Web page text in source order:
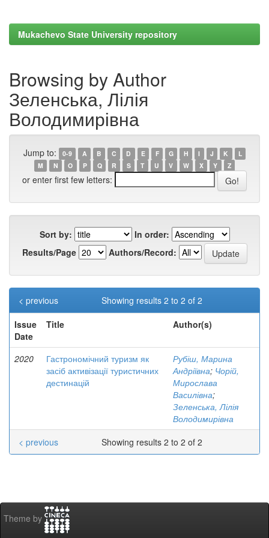
Mukachevo State University repository
Browsing by Author
Зеленська, Лілія
Володимирівна
Jump to: 0-9 A B C D E F G H I J K
L
M
N O P Q R S T U V W X Y Z
or enter first few letters:
Sort by:
In order:
Results/Page
Authors/Record:
Showing results 2 to 2 of 2
< previous
Issue
Date
Title Author(s)
2020
Гастрономічний туризм як
засіб активізації туристичних
дестинацій
Рубіш, Марина
Андріївна; Чорій,
Мирослава
Василівна;
Зеленська, Лілія
Володимирівна
Showing results 2 to 2 of 2
< previous
Theme by